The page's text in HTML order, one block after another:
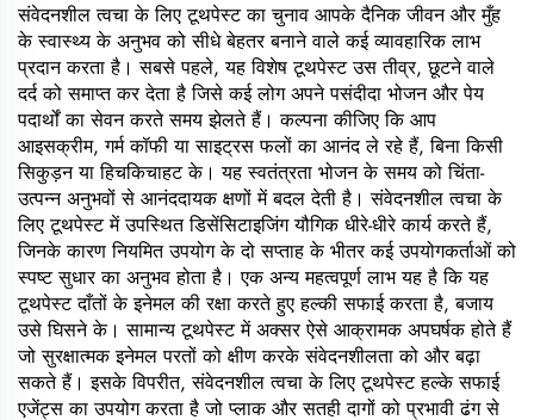
संवेदनशील त्वचा के लिए टूथपेस्ट का चुनाव आपके दैनिक जीवन और मुँह
के स्वास्थ्य के अनुभव को सीधे बेहतर बनाने वाले कई व्यावहारिक लाभ
प्रदान करता है। सबसे पहले, यह विशेष टूथपेस्ट उस तीव्र, छूटने वाले
दर्द को समाप्त कर देता है जिसे कई लोग अपने पसंदीदा भोजन और पेय
पदार्थों का सेवन करते समय झेलते हैं। कल्पना कीजिए कि आप
आइसक्रीम, गर्म कॉफी या साइट्रस फलों का आनंद ले रहे हैं, बिना किसी
सिकुड़न या हिचकिचाहट के। यह स्वतंत्रता भोजन के समय को चिंता-
उत्पन्न अनुभवों से आनंददायक क्षणों में बदल देती है। संवेदनशील त्वचा के
लिए टूथपेस्ट में उपस्थित डिसेंसिटाइजिंग यौगिक धीरे-धीरे कार्य करते हैं,
जिनके कारण नियमित उपयोग के दो सप्ताह के भीतर कई उपयोगकर्ताओं को
स्पष्ट सुधार का अनुभव होता है। एक अन्य महत्वपूर्ण लाभ यह है कि यह
टूथपेस्ट दाँतों के इनेमल की रक्षा करते हुए हल्की सफाई करता है, बजाय
उसे घिसने के। सामान्य टूथपेस्ट में अक्सर ऐसे आक्रामक अपघर्षक होते हैं
जो सुरक्षात्मक इनेमल परतों को क्षीण करके संवेदनशीलता को और बढ़ा
सकते हैं। इसके विपरीत, संवेदनशील त्वचा के लिए टूथपेस्ट हल्के सफाई
एजेंट्स का उपयोग करता है जो प्लाक और सतही दागों को प्रभावी ढंग से